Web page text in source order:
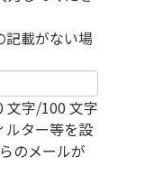
記載がない場
文字/100 文字
ルター等を設
のメールが